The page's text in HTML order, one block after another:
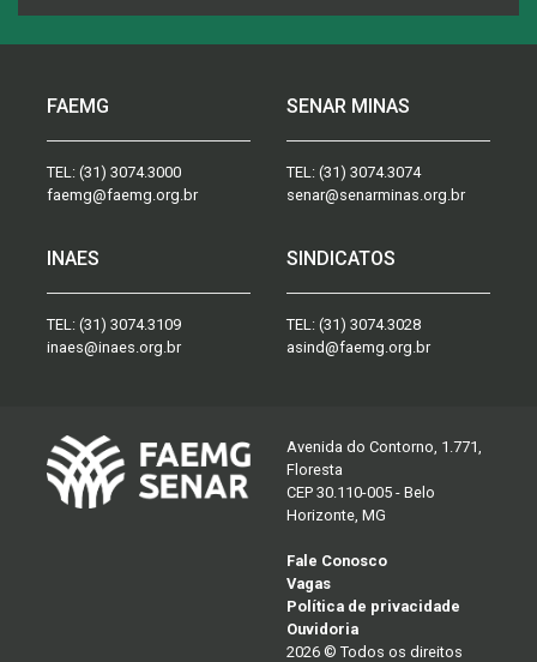
FAEMG
TEL: (31) 3074.3000
faemg@faemg.org.br
SENAR MINAS
TEL: (31) 3074.3074
senar@senarminas.org.br
INAES
TEL: (31) 3074.3109
inaes@inaes.org.br
SINDICATOS
TEL: (31) 3074.3028
asind@faemg.org.br
Avenida do Contorno, 1.771,
Floresta
CEP 30.110-005 - Belo
Horizonte, MG
Fale Conosco
Vagas
Política de privacidade
Ouvidoria
2026 © Todos os direitos